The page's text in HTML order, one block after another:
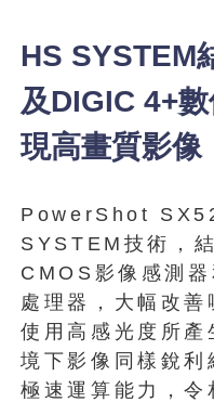
HS SYSTEM
及DIGIC 4+
現高畫質影像
PowerShot
SYSTEM技術，
CMOS影像感測
處理器，大幅改善
使用高感光度所產
境下影像同樣銳
極速運算能力，令